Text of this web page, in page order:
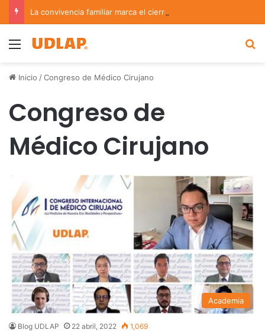
Menu
Inicio /Congreso de Médico Cirujano
Congreso de
Médico Cirujano
Academia
Blog UDLAP 22 abril, 2022 1,069